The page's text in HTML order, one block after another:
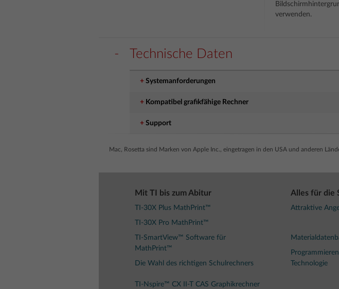
verwenden.
Technische Daten
Systemanforderungen
Kompatibel grafikfähige Rechner
Support
Mac, Rosetta sind Marken von Apple Inc., eingetragen in den USA und anderen
Mit TI bis zum Abitur
TI-30X Plus MathPrint™
TI-30X Pro MathPrint™
TI-SmartView™ Software für
MathPrint™
Die Wahl des richtigen Schulrechners
TI-Nspire™ CX II-T CAS Graphikrechner
Alles für die
Attraktive
Technologie